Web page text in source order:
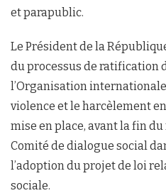
et parapublic.
Le Président de la
du processus de ratification
l’Organisation
violence et le harcèlement
mise en place, avant la fin du
Comité de dialogue social
l’adoption du projet de loi
sociale.